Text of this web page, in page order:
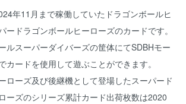
年11月まで稼働していたドラゴンボールヒ
ードラゴンボールヒーローズのカードです。
ルスーパーダイバーズの筐体にてSDBHモー
カードを使用して遊ぶことができます。
ローズ及び後継機として登場したスーパード
ーズのシリーズ累計カード出荷枚数は2020